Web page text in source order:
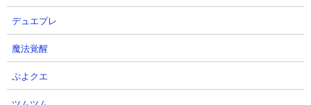
３．使徒強襲レベル13 ブランカや初号機を使った
攻略
【出撃メンバー】
デュエプレ
魔法覚醒
ぷよクエ